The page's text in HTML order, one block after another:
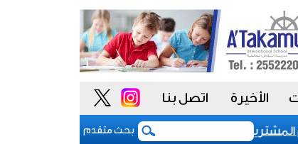
الأخيرة اتصل بنا
بحث متقدم
يمنح الحكومة السعودية أدوات أكثر مرونة